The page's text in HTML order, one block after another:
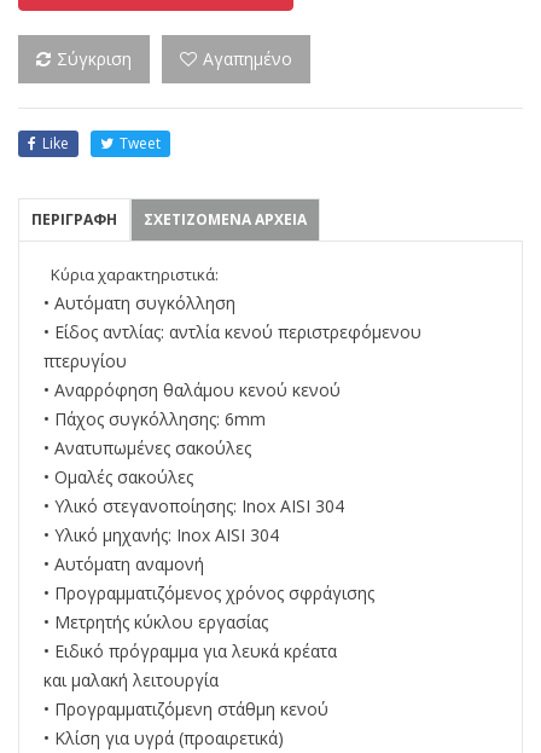
Σύγκριση Αγαπημένο
Like Tweet
ΠΕΡΙΓΡΑΦΗ ΣΧΕΤΙΖΟΜΕΝΑ ΑΡΧΕΙΑ
Κύρια χαρακτηριστικά:
• Αυτόματη συγκόλληση
• Είδος αντλίας: αντλία κενού περιστρεφόμενου
πτερυγίου
• Αναρρόφηση θαλάμου κενού κενού
• Πάχος συγκόλλησης: 6mm
• Ανατυπωμένες σακούλες
• Ομαλές σακούλες
• Υλικό στεγανοποίησης: Inox AISI 304
• Υλικό μηχανής: Inox AISI 304
• Αυτόματη αναμονή
• Προγραμματιζόμενος χρόνος σφράγισης
• Μετρητής κύκλου εργασίας
• Ειδικό πρόγραμμα για λευκά κρέατα
και μαλακή λειτουργία
• Προγραμματιζόμενη στάθμη κενού
• Κλίση για υγρά (προαιρετικά)